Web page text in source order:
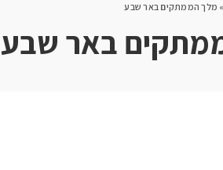
» מלך הממתקים באר שבע
באר שבע